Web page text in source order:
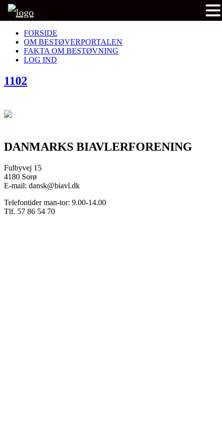
FORSIDE
OM BESTØVERPORTALEN
FAKTA OM BESTØVNING
LOG IND
1102
DANMARKS BIAVLERFORENING
Fulbyvej 15
4180 Sorø
E-mail: dansk@biavl.dk
Telefontider man-tor: 9.00-14.00
Tlf. 57 86 54 70